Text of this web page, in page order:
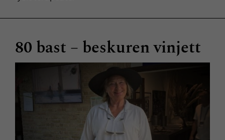
80 bast – beskuren vinjett